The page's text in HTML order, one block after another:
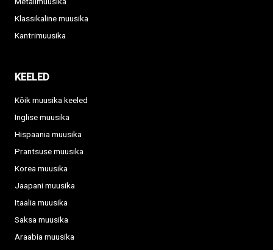
Klassikaline muusika
Kantrimuusika
KEELED
Kõik muusika keeled
Inglise muusika
Hispaania muusika
Prantsuse muusika
Korea muusika
Jaapani muusika
Itaalia muusika
Saksa muusika
Araabia muusika